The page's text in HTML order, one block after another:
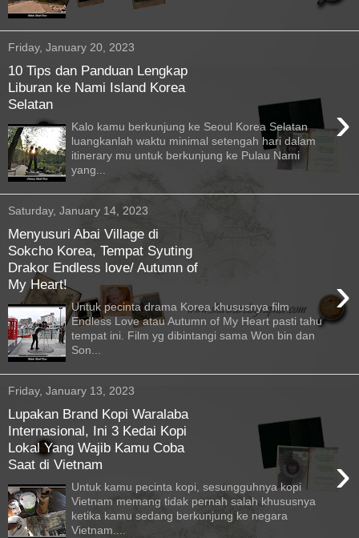
Friday, January 20, 2023
10 Tips dan Panduan Lengkap
Liburan ke Nami Island Korea
Selatan
›
Kalo kamu berkunjung ke Seoul Korea Selatan
luangkanlah waktu minimal setengah hari dalam
itinerary mu untuk berkunjung ke Pulau Nami
yang...
Saturday, January 14, 2023
Menyusuri Abai Village di
Sokcho Korea, Tempat Syuting
Drakor Endless love/ Autumn of
My Heart!
›
Untuk pecinta drama Korea khususnya film
Endless Love atau Autumn of My Heart pasti tahu
tempat ini. Film yg dibintangi sama Won bin dan
Son...
Friday, January 13, 2023
Lupakan Brand Kopi Waralaba
Internasional, Ini 3 Kedai Kopi
Lokal Yang Wajib Kamu Coba
Saat di Vietnam
›
Untuk kamu pecinta kopi, sesungguhnya kopi
Vietnam memang tidak pernah salah khususnya
ketika kamu sedang berkunjung ke negara
Vietnam....